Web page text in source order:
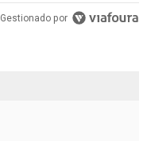
Gestionado por